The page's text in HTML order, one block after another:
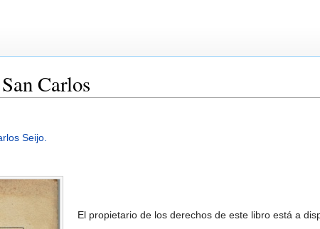
Carlos
Seijo.
El propietario de los derechos de este libro está a